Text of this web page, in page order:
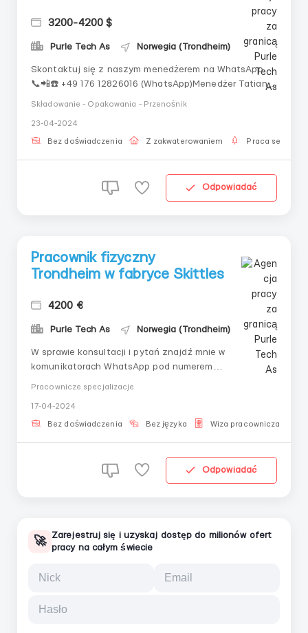
3200-4200 $
Purle Tech As Norwegia (Trondheim)
Skontaktuj się z naszym menedżerem na WhatsApp.
📞📲☎️ +49 176 12826016 (WhatsApp)Menedżer Tatiana
💻Oferujemy kilka wakatów:PakowaczEtykieciarzPraca
latOdporność na stresUmiejętność pracy w
zespoleGotowość do nauki 📈Grafik pracy?Praca 5-6
Składowanie - Opakowania - Przenośnik
23-04-2024
Bez doświadczenia Z zakwaterowaniem Praca
Odpowiadać
Pracownik fizyczny
Trondheim w fabryce Skittles
4200 €
Purle Tech As Norwegia (Trondheim)
W sprawie konsultacji i pytań znajdź mnie w
komunikatorach WhatsApp pod numerem
Trondheim (Norwegia) poszukuje pracowników
fizycznychHarmonogram pracy: 8-10 godzin dziennie,
Pracownicze specjalizacje
17-04-2024
Bez doświadczenia Bez języka Wiza pracownicza
Odpowiadać
🚀
Zarejestruj się i uzyskaj dostęp do milionów ofert
pracy na całym świecie